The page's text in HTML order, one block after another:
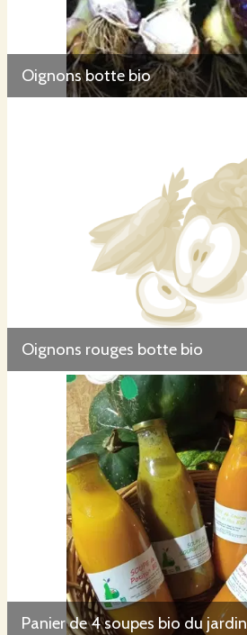
Oignons botte bio
Oignons rouges botte bio
Panier de 4 soupes bio du jardin